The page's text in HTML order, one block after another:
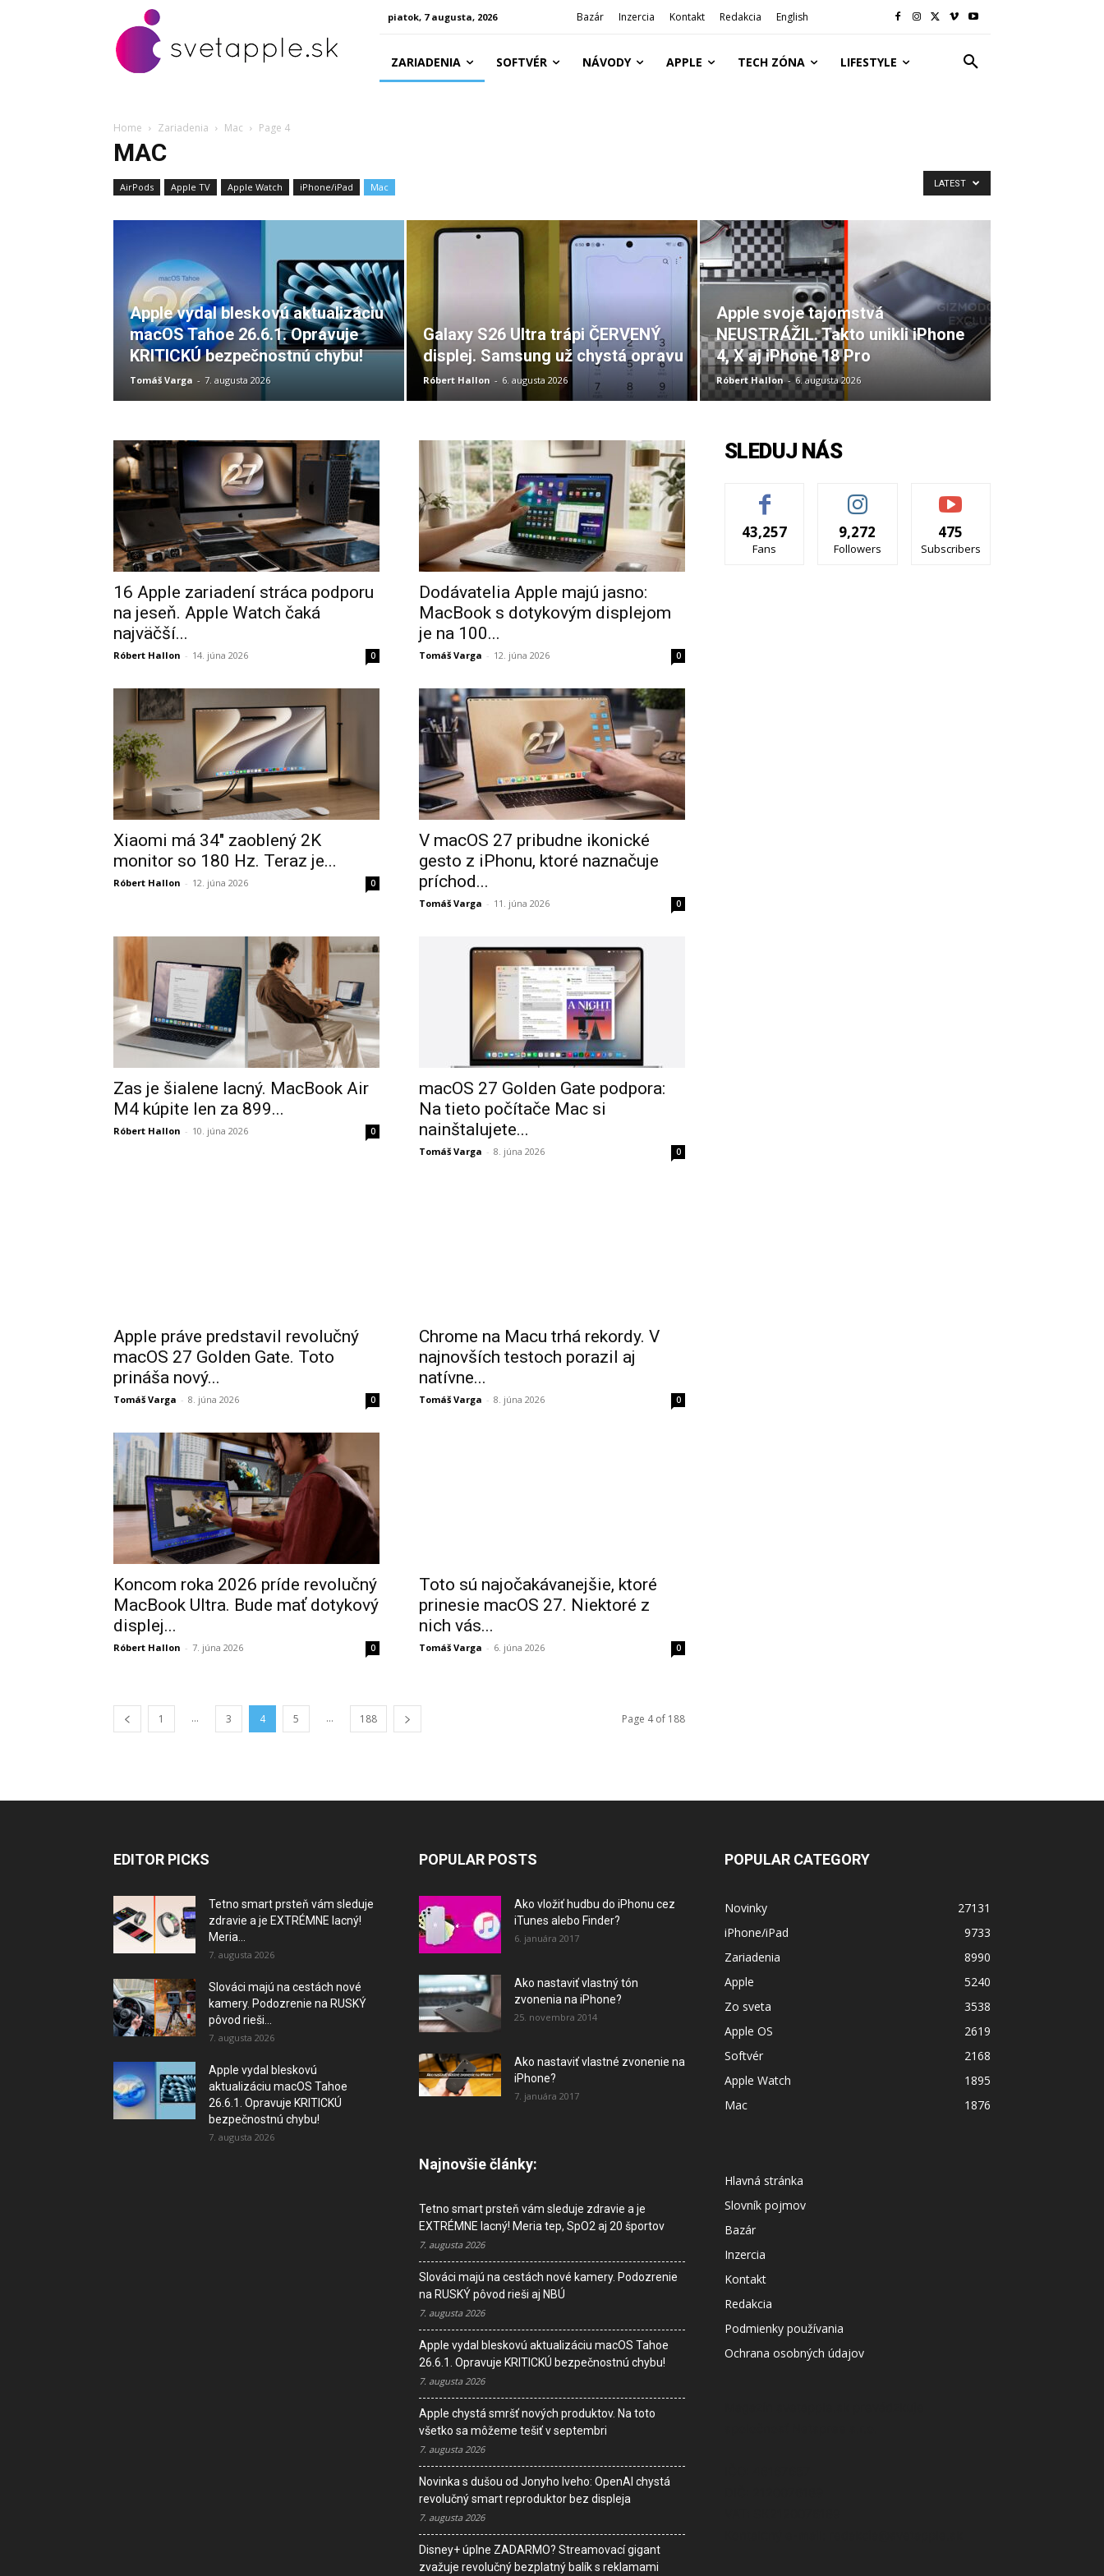
piatok, 7 augusta, 2026 Bazár Inzercia Kontakt Redakcia English
ZARIADENIA SOFTVÉR NÁVODY APPLE TECH ZÓNA LIFESTYLE
Home Zariadenia Mac Page 4
MAC
AirPods Apple TV Apple Watch iPhone/iPad Mac LATEST
Apple vydal bleskovú aktualizáciu
macOS Tahoe 26.6.1. Opravuje
KRITICKÚ bezpečnostnú chybu!
Tomáš Varga - 7. augusta 2026
Galaxy S26 Ultra trápi ČERVENÝ
displej. Samsung už chystá opravu
Róbert Hallon - 6. augusta 2026
Apple svoje tajomstvá
NEUSTRÁŽIL. Takto unikli iPhone
4, X aj iPhone 18 Pro
Róbert Hallon - 6. augusta 2026
16 Apple zariadení stráca podporu
na jeseň. Apple Watch čaká
najväčší...
Róbert Hallon - 14. júna 2026 0
Dodávatelia Apple majú jasno:
MacBook s dotykovým displejom
je na 100...
Tomáš Varga - 12. júna 2026 0
Xiaomi má 34″ zaoblený 2K
monitor so 180 Hz. Teraz je...
Róbert Hallon - 12. júna 2026 0
V macOS 27 pribudne ikonické
gesto z iPhonu, ktoré naznačuje
príchod...
Tomáš Varga - 11. júna 2026 0
Zas je šialene lacný. MacBook Air
M4 kúpite len za 899...
Róbert Hallon - 10. júna 2026 0
macOS 27 Golden Gate podpora:
Na tieto počítače Mac si
nainštalujete...
Tomáš Varga - 8. júna 2026 0
Apple práve predstavil revolučný
macOS 27 Golden Gate. Toto
prináša nový...
Tomáš Varga - 8. júna 2026 0
Chrome na Macu trhá rekordy. V
najnovších testoch porazil aj
natívne...
Tomáš Varga - 8. júna 2026 0
Koncom roka 2026 príde revolučný
MacBook Ultra. Bude mať dotykový
displej...
Róbert Hallon - 7. júna 2026 0
Toto sú najočakávanejšie, ktoré
prinesie macOS 27. Niektoré z
nich vás...
Tomáš Varga - 6. júna 2026 0
1 ... 3 4 5 ... 188 Page 4 of 188
SLEDUJ NÁS
43,257
Fans
9,272
Followers
475
Subscribers
EDITOR PICKS
Tetno smart prsteň vám sleduje
zdravie a je EXTRÉMNE lacný!
Meria...
7. augusta 2026
Slováci majú na cestách nové
kamery. Podozrenie na RUSKÝ
pôvod rieši...
7. augusta 2026
Apple vydal bleskovú
aktualizáciu macOS Tahoe
26.6.1. Opravuje KRITICKÚ
bezpečnostnú chybu!
7. augusta 2026
POPULAR POSTS
Ako vložiť hudbu do iPhonu cez
iTunes alebo Finder?
6. januára 2017
Ako nastaviť vlastný tón
zvonenia na iPhone?
25. novembra 2014
Ako nastaviť vlastné zvonenie na
iPhone?
7. januára 2017
Najnovšie články:
Tetno smart prsteň vám sleduje zdravie a je
EXTRÉMNE lacný! Meria tep, SpO2 aj 20 športov
7. augusta 2026
Slováci majú na cestách nové kamery. Podozrenie
na RUSKÝ pôvod rieši aj NBÚ
7. augusta 2026
Apple vydal bleskovú aktualizáciu macOS Tahoe
26.6.1. Opravuje KRITICKÚ bezpečnostnú chybu!
7. augusta 2026
Apple chystá smršť nových produktov. Na toto
všetko sa môžeme tešiť v septembri
7. augusta 2026
Novinka s dušou od Jonyho Iveho: OpenAI chystá
revolučný smart reproduktor bez displeja
7. augusta 2026
Disney+ úplne ZADARMO? Streamovací gigant
zvažuje revolučný bezplatný balík s reklamami
POPULAR CATEGORY
Novinky
27131
iPhone/iPad
9733
Zariadenia
8990
Apple
5240
Zo sveta
3538
Apple OS
2619
Softvér
2168
Apple Watch
1895
Mac
1876
Hlavná stránka
Slovník pojmov
Bazár
Inzercia
Kontakt
Redakcia
Podmienky používania
Ochrana osobných údajov